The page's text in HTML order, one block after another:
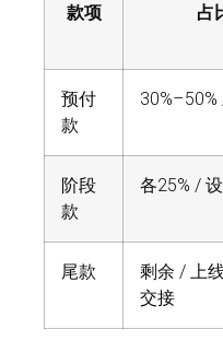
款项 占
预付
款
阶段
款
各25% /
尾款
剩余 / 上
交接